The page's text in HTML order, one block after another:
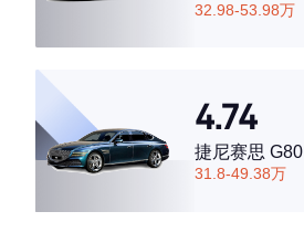
32.98-53.98万
4.74
捷尼赛思 G80
31.8-49.38万